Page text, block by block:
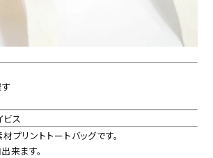
ス
プリントトートバッグです。
来ます。